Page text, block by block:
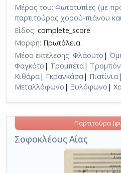
Μέρος του: Φωτοτυπίες (με
παρτιτούρας χορού-πιάνου
Είδος: complete_score
Μορφή: Πρωτόλεια
Μέσο εκτέλεσης: Φλάουτο |
Φαγκότο | Τρομπέτα|
Κιθάρα| Γκρανκάσα| Πιατίνια|
Μεταλλόφωνο | Ξυλόφωνο |
Σοφοκλέους Αίας
Παρτιτούρα